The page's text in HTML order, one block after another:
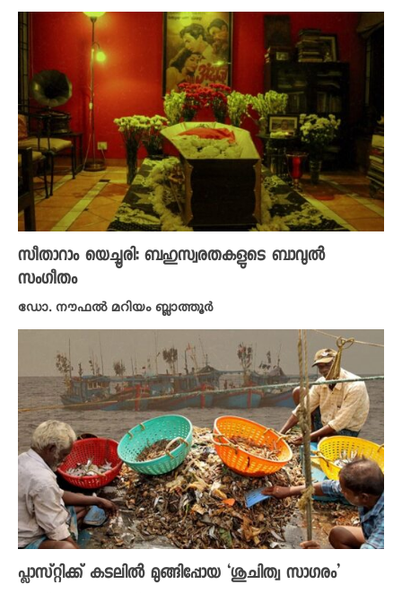
സീതാറാം യെച്ചൂരി: ബഹുസ്വരതകളുടെ ബാവുൽ
സംഗീതം
ഡോ. നൗഫൽ മറിയം ബ്ലാത്തൂർ
പ്ലാസ്റ്റിക്ക് കടലിൽ മുങ്ങിപ്പോയ ‘ശുചിത്വ സാ​ഗരം’